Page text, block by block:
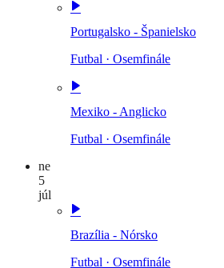
Portugalsko - Španielsko
Futbal · Osemfinále
Mexiko - Anglicko
Futbal · Osemfinále
ne
5
júl
Brazília - Nórsko
Futbal · Osemfinále